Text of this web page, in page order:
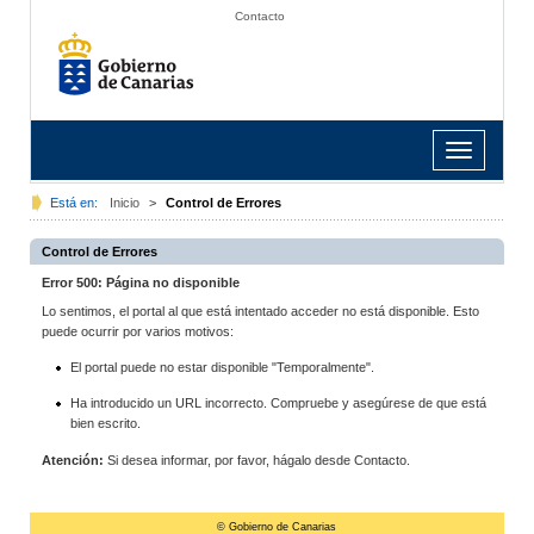
Contacto
Toggle
navigation
Está en: Inicio > Control de Errores
Control de Errores
Error 500: Página no disponible
Lo sentimos, el portal al que está intentado acceder no está disponible. Esto
puede ocurrir por varios motivos:
El portal puede no estar disponible "Temporalmente".
Ha introducido un URL incorrecto. Compruebe y asegúrese de que está
bien escrito.
Atención: Si desea informar, por favor, hágalo desde Contacto.
© Gobierno de Canarias